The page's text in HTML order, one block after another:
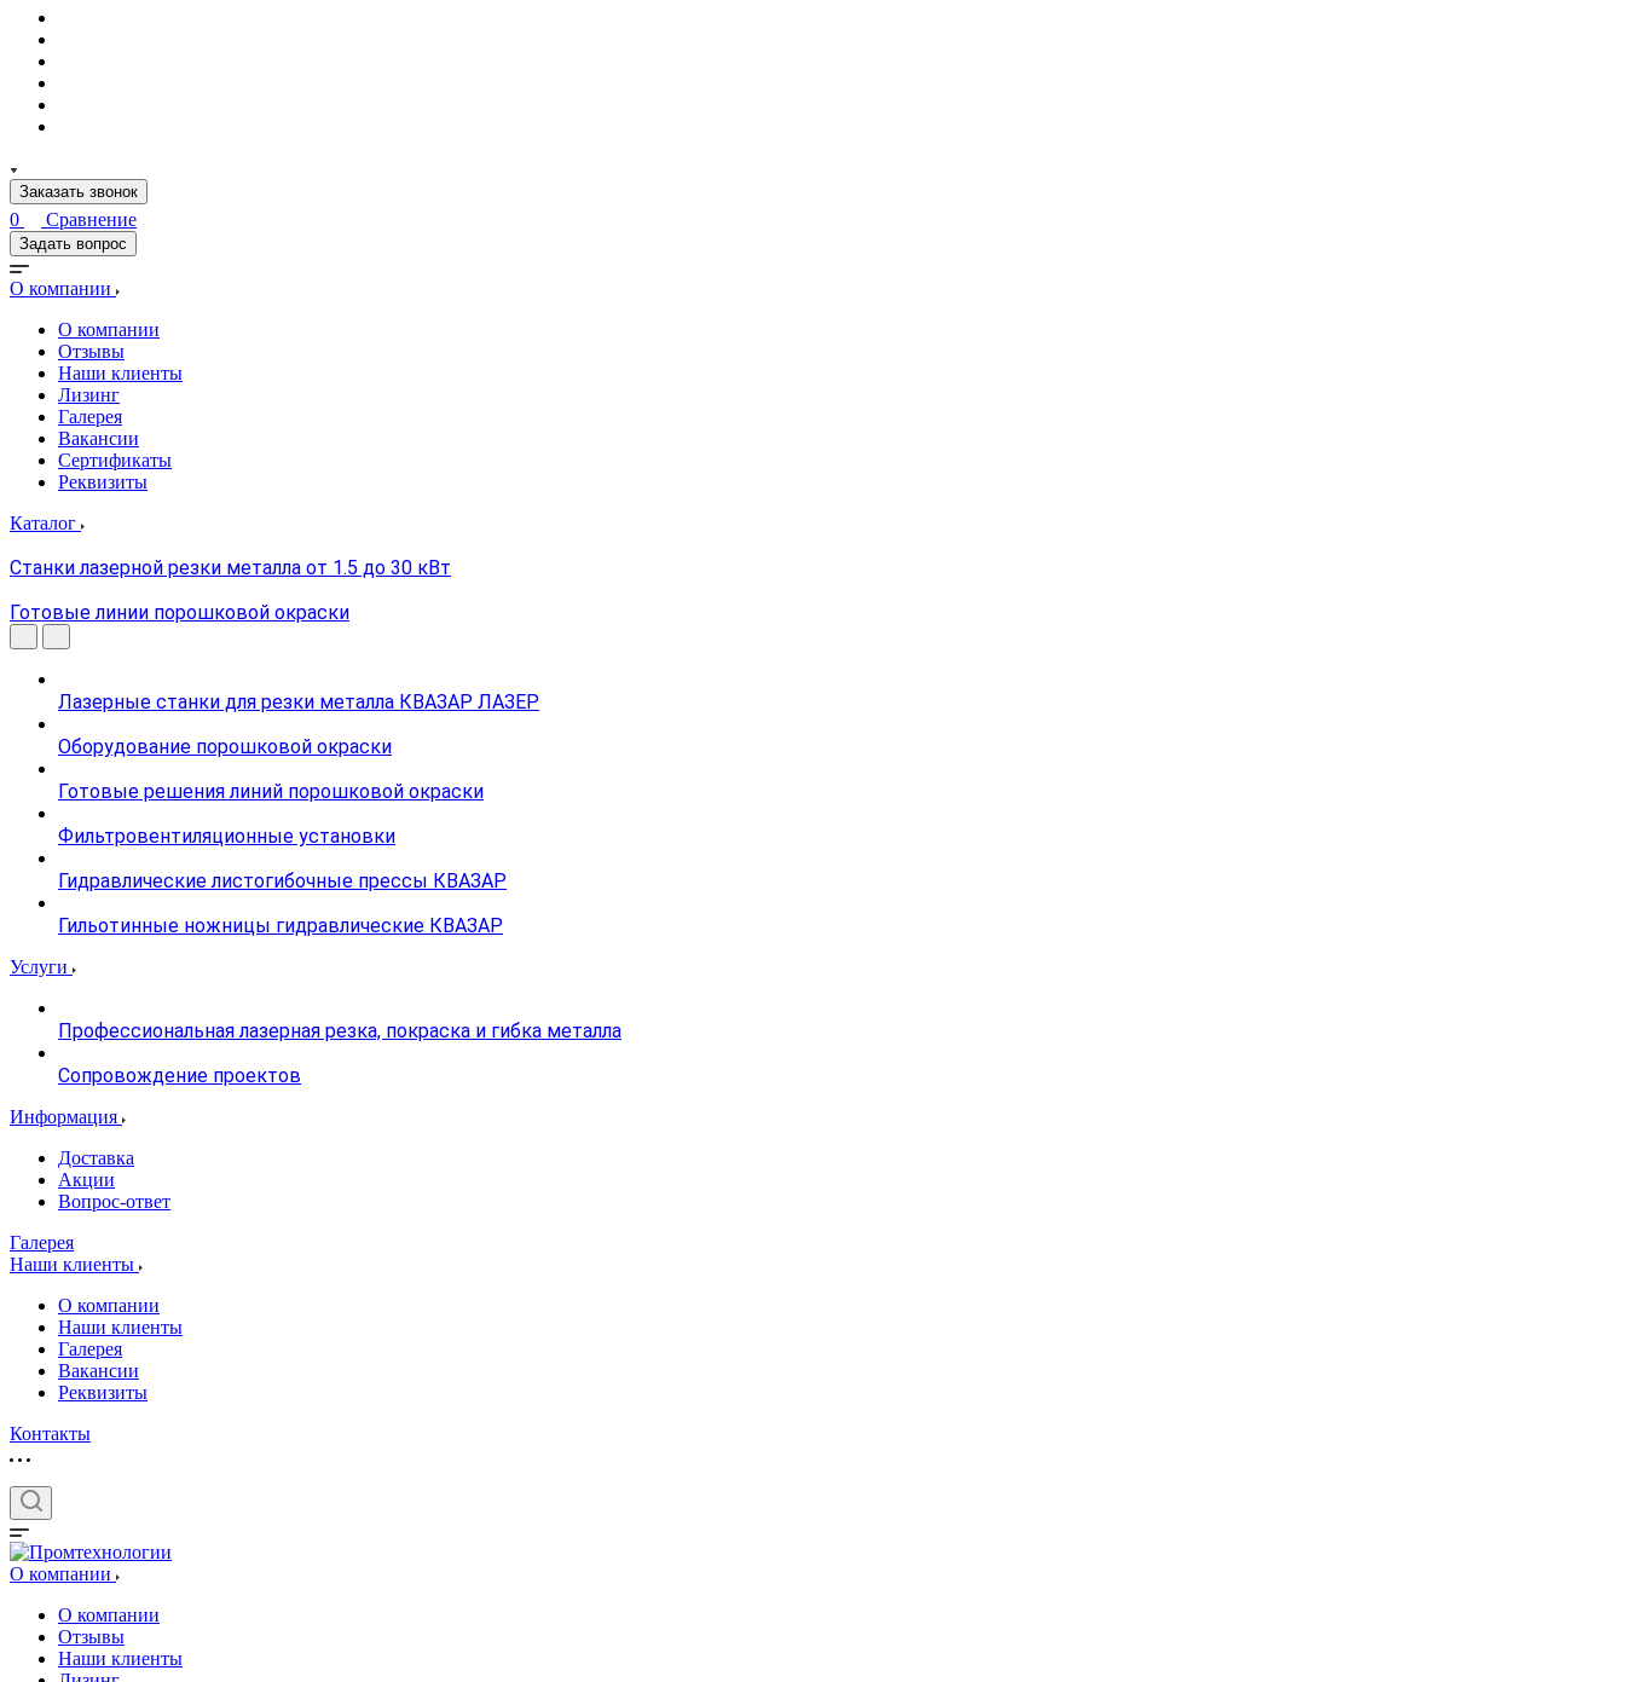
Заказать звонок
0 Сравнение
Задать вопрос
О компании
О компании
Отзывы
Наши клиенты
Лизинг
Галерея
Вакансии
Сертификаты
Реквизиты
Каталог
Станки лазерной резки металла от 1.5 до 30 кВт
Готовые линии порошковой окраски
Лазерные станки для резки металла КВАЗАР ЛАЗЕР
Оборудование порошковой окраски
Готовые решения линий порошковой окраски
Фильтровентиляционные установки
Гидравлические листогибочные прессы КВАЗАР
Гильотинные ножницы гидравлические КВАЗАР
Услуги
Профессиональная лазерная резка, покраска и гибка металла
Сопровождение проектов
Информация
Доставка
Акции
Вопрос-ответ
Галерея
Наши клиенты
О компании
Наши клиенты
Галерея
Вакансии
Реквизиты
Контакты
О компании
О компании
Отзывы
Наши клиенты